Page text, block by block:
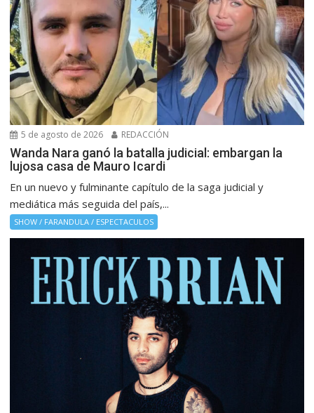
5 de agosto de 2026 REDACCIÓN
Wanda Nara ganó la batalla judicial: embargan la
lujosa casa de Mauro Icardi
En un nuevo y fulminante capítulo de la saga judicial y
mediática más seguida del país,...
SHOW / FARANDULA / ESPECTACULOS